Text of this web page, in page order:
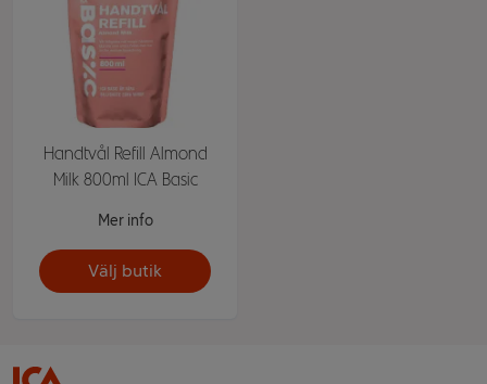
Handtvål Refill Almond
Milk 800ml ICA Basic
Mer info
Välj butik